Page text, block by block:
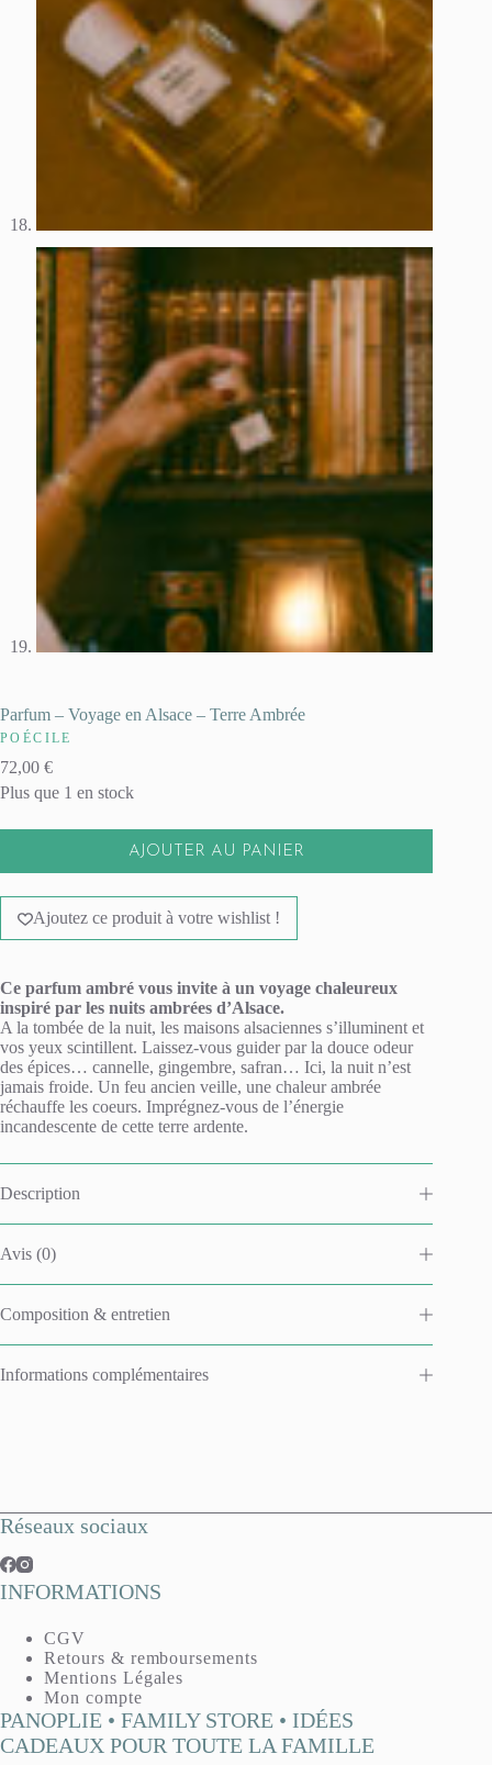
Parfum – Voyage en Alsace – Terre Ambrée
POÉCILE
72,00 €
Plus que 1 en stock
AJOUTER AU PANIER
l
e
n
a
t
i
v
e
:
Ajoutez ce produit à votre wishlist !
Ce parfum ambré vous invite à un voyage chaleureux
inspiré par les nuits ambrées d’Alsace.
A la tombée de la nuit, les maisons alsaciennes s’illuminent et
vos yeux scintillent. Laissez-vous guider par la douce odeur
des épices… cannelle, gingembre, safran… Ici, la nuit n’est
jamais froide. Un feu ancien veille, une chaleur ambrée
réchauffe les coeurs. Imprégnez-vous de l’énergie
incandescente de cette terre ardente.
Description
Avis (0)
Composition & entretien
Informations complémentaires
Réseaux sociaux
INFORMATIONS
CGV
Retours & remboursements
Mentions Légales
Mon compte
PANOPLIE • FAMILY STORE • IDÉES
CADEAUX POUR TOUTE LA FAMILLE